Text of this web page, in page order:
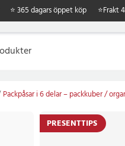
⭐ 365 dagars öppet köp ⭐Frakt
Packpåsar i 6 delar – packkuber /
PRESENTTIPS